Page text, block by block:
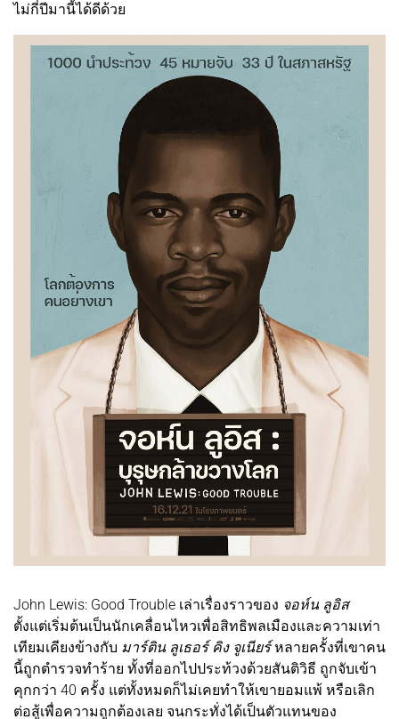
ไม่กี่ปีมานี้ได้ดีด้วย
John Lewis: Good Trouble เล่าเรื่องราวของ จอห์น ลูอิส
ตั้งแต่เริ่มต้นเป็นนักเคลื่อนไหวเพื่อสิทธิพลเมืองและความเท่า
เทียมเคียงข้างกับ มาร์ติน ลูเธอร์ คิง จูเนียร์หลายครั้งที่เขาคน
นี้ถูกตำรวจทำร้าย ทั้งที่ออกไปประท้วงด้วยสันติวิธี ถูกจับเข้า
คุกกว่า 40 ครั้ง แต่ทั้งหมดก็ไม่เคยทำให้เขายอมแพ้ หรือเลิก
ต่อสู้เพื่อความถูกต้องเลย จนกระทั่งได้เป็นตัวแทนของ